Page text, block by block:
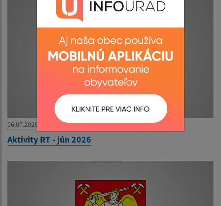
06.07.2026
Aktivity RT - jún 2026